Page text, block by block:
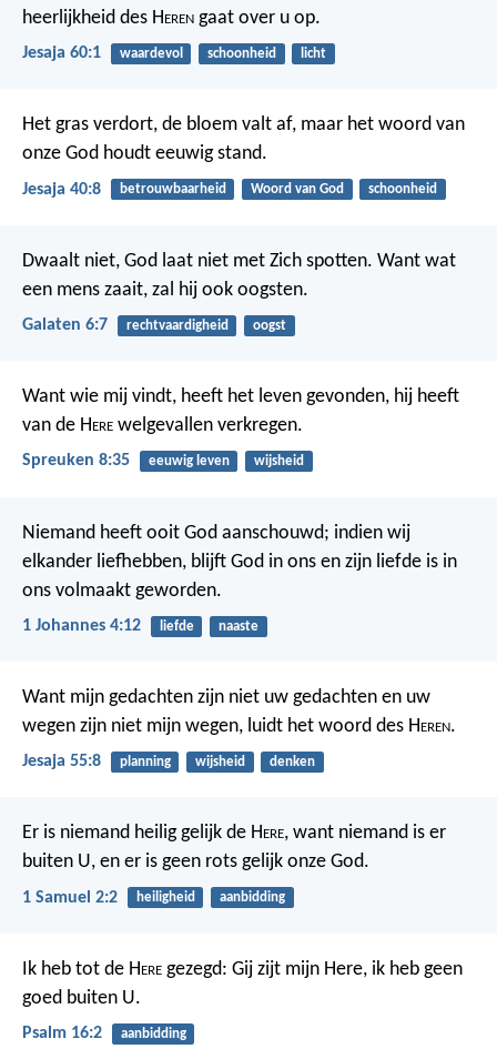
heerlijkheid des Heren gaat over u op.
Jesaja 60:1 waardevol schoonheid licht
Het gras verdort, de bloem valt af, maar het woord van
onze God houdt eeuwig stand.
Jesaja 40:8 betrouwbaarheid Woord van God schoonheid
Dwaalt niet, God laat niet met Zich spotten. Want wat
een mens zaait, zal hij ook oogsten.
Galaten 6:7 rechtvaardigheid oogst
Want wie mij vindt, heeft het leven gevonden, hij heeft
van de Here welgevallen verkregen.
Spreuken 8:35 eeuwig leven wijsheid
Niemand heeft ooit God aanschouwd; indien wij
elkander liefhebben, blijft God in ons en zijn liefde is in
ons volmaakt geworden.
1 Johannes 4:12 liefde naaste
Want mijn gedachten zijn niet uw gedachten en uw
wegen zijn niet mijn wegen, luidt het woord des Heren.
Jesaja 55:8 planning wijsheid denken
Er is niemand heilig gelijk de Here, want niemand is er
buiten U, en er is geen rots gelijk onze God.
1 Samuel 2:2 heiligheid aanbidding
Ik heb tot de Here gezegd: Gij zijt mijn Here, ik heb geen
goed buiten U.
Psalm 16:2 aanbidding